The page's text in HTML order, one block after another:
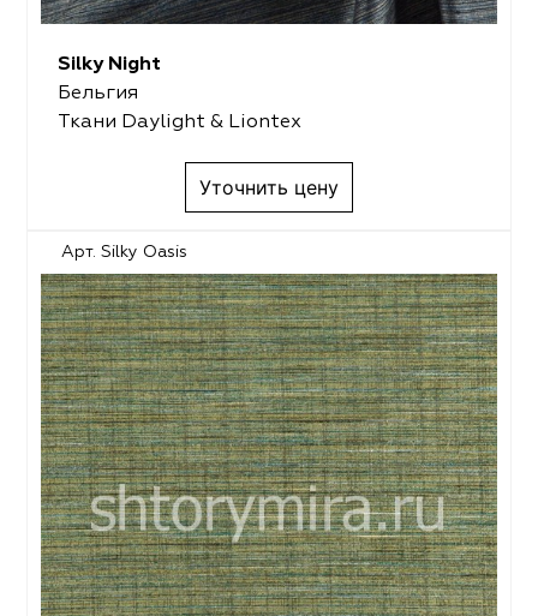
Silky Night
Бельгия
Ткани Daylight & Liontex
Уточнить цену
Арт. Silky Oasis